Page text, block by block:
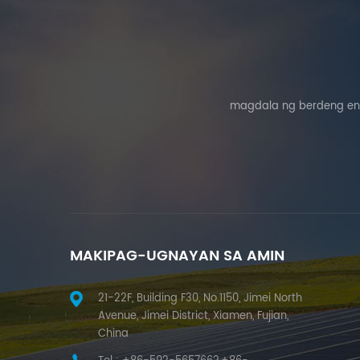
magdala ng berdeng
MAKIPAG-UGNAYAN SA AMIN
21-22F, Building F30, No.1150, Jimei North
Avenue, Jimei District, Xiamen, Fujian,
China